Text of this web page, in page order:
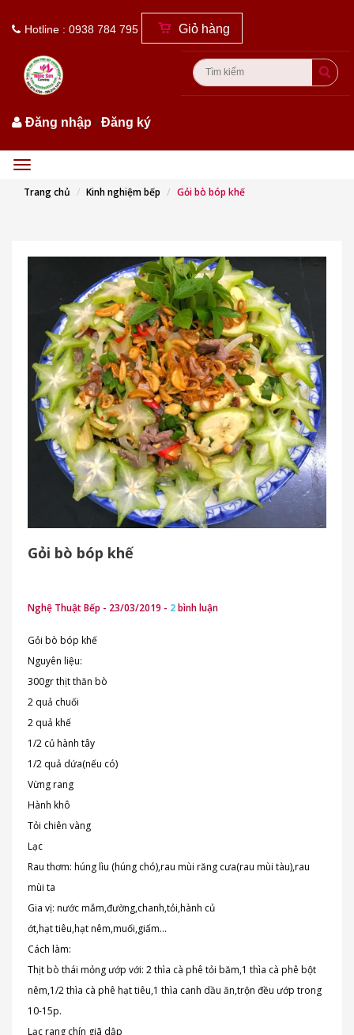
Hotline : 0938 784 795 Giỏ hàng
Đăng nhập /Đăng ký
Menu
Trang chủ Kinh nghiệm bếp Gỏi bò bóp khế
Gỏi bò bóp khế
Nghệ Thuật Bếp - 23/03/2019 - 2bình luận
Gỏi bò bóp khế
Nguyên liệu:
300gr thịt thăn bò
2 quả chuối
2 quả khế
1/2 củ hành tây
1/2 quả dứa(nếu có)
Vừng rang
Hành khô
Tỏi chiên vàng
Lạc
Rau thơm: húng lìu (húng chó),rau mùi răng cưa(rau mùi tàu),rau
mùi ta
Gia vị: nước mắm,đường,chanh,tỏi,hành củ
ớt,hạt tiêu,hạt nêm,muối,giấm...
Cách làm:
Thịt bò thái mỏng ướp với: 2 thìa cà phê tỏi băm,1 thìa cà phê bột
nêm,1/2 thìa cà phê hạt tiêu,1 thìa canh dầu ăn,trộn đều ướp trong
10-15p.
Lạc rang chín giã dập